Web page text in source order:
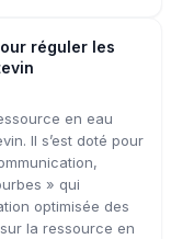
réguler les
en eau
Il s’est doté pour
» qui
optimisée des
la ressource en